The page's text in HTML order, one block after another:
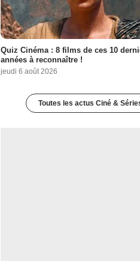
Quiz Cinéma : 8 films de ces 10
années à reconnaître !
jeudi 6 août 2026
Toutes les actus Ciné &